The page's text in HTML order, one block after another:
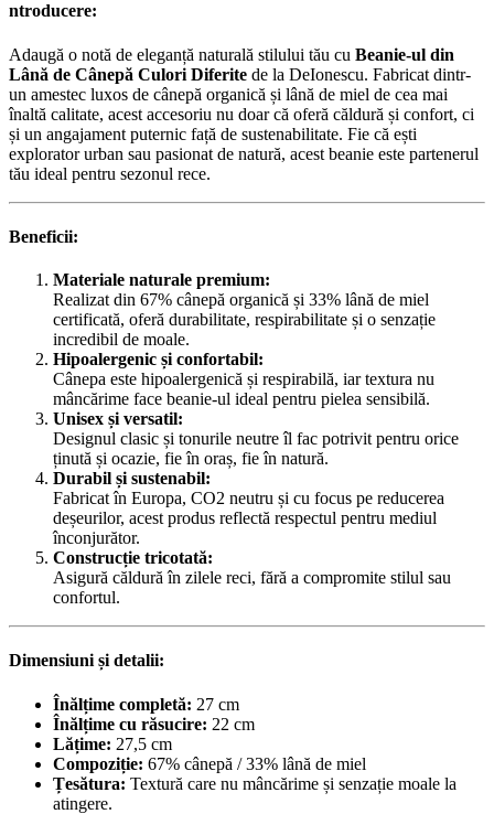
ntroducere:
Adaugă o notă de eleganță naturală stilului tău cu Beanie-ul din
Lână de Cânepă Culori Diferite de la DeIonescu. Fabricat dintr-
un amestec luxos de cânepă organică și lână de miel de cea mai
înaltă calitate, acest accesoriu nu doar că oferă căldură și confort, ci
și un angajament puternic față de sustenabilitate. Fie că ești
explorator urban sau pasionat de natură, acest beanie este partenerul
tău ideal pentru sezonul rece.
Beneficii:
Materiale naturale premium:
Realizat din 67% cânepă organică și 33% lână de miel
certificată, oferă durabilitate, respirabilitate și o senzație
incredibil de moale.
Hipoalergenic și confortabil:
Cânepa este hipoalergenică și respirabilă, iar textura nu
mâncărime face beanie-ul ideal pentru pielea sensibilă.
Unisex și versatil:
Designul clasic și tonurile neutre îl fac potrivit pentru orice
ținută și ocazie, fie în oraș, fie în natură.
Durabil și sustenabil:
Fabricat în Europa, CO2 neutru și cu focus pe reducerea
deșeurilor, acest produs reflectă respectul pentru mediul
înconjurător.
Construcție tricotată:
Asigură căldură în zilele reci, fără a compromite stilul sau
confortul.
Dimensiuni și detalii:
Înălțime completă: 27 cm
Înălțime cu răsucire: 22 cm
Lățime: 27,5 cm
Compoziție: 67% cânepă / 33% lână de miel
Țesătura: Textură care nu mâncărime și senzație moale la
atingere.